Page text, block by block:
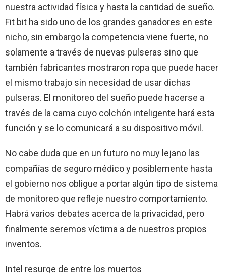
nuestra actividad física y hasta la cantidad de sueño.
Fit bit ha sido uno de los grandes ganadores en este
nicho, sin embargo la competencia viene fuerte, no
solamente a través de nuevas pulseras sino que
también fabricantes mostraron ropa que puede hacer
el mismo trabajo sin necesidad de usar dichas
pulseras. El monitoreo del sueño puede hacerse a
través de la cama cuyo colchón inteligente hará esta
función y se lo comunicará a su dispositivo móvil.
No cabe duda que en un futuro no muy lejano las
compañías de seguro médico y posiblemente hasta
el gobierno nos obligue a portar algún tipo de sistema
de monitoreo que refleje nuestro comportamiento.
Habrá varios debates acerca de la privacidad, pero
finalmente seremos víctima a de nuestros propios
inventos.
Intel resurge de entre los muertos